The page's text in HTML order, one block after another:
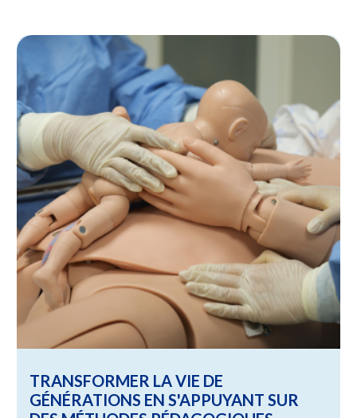
TRANSFORMER LA VIE DE
GÉNÉRATIONS EN S'APPUYANT SUR